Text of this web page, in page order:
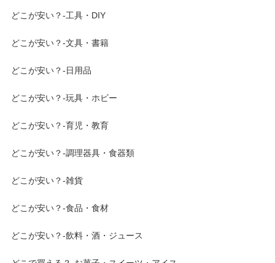
どこが安い？-工具・DIY
どこが安い？-文具・書籍
どこが安い？-日用品
どこが安い？-玩具・ホビー
どこが安い？-育児・教育
どこが安い？-調理器具・食器類
どこが安い？-雑貨
どこが安い？-食品・食材
どこが安い？-飲料・酒・ジュース